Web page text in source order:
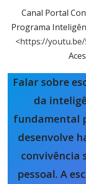
Canal Portal
Programa
<https://youtu.be/
Falar sobre
da
fundamental
desenvolve
convivência
pessoal. A